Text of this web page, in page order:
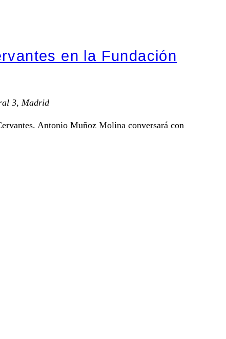
en la Fundación
3, Madrid
Antonio Muñoz Molina conversará con